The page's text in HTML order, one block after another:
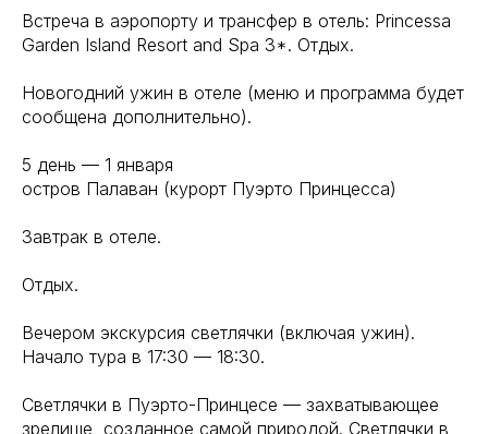
Встреча в аэропорту и трансфер в отель: Princessa
Garden Island Resort and Spa 3*. Отдых.
Новогодний ужин в отеле (меню и программа будет
сообщена дополнительно).
5 день — 1 января
остров Палаван (курорт Пуэрто Принцесса)
Завтрак в отеле.
Отдых.
Вечером экскурсия светлячки (включая ужин).
Начало тура в 17:30 — 18:30.
Светлячки в Пуэрто-Принцесе — захватывающее
зрелище, созданное самой природой. Светлячки в